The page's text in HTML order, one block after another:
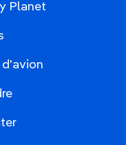
Planet
d'avion